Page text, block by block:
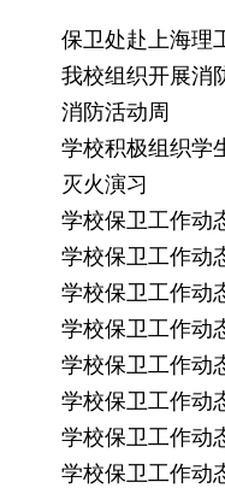
保卫处赴上海理
我校组织开展消
消防活动周
学校积极组织学
灭火演习
学校保卫工作动
学校保卫工作动
学校保卫工作动
学校保卫工作动
学校保卫工作动
学校保卫工作动
学校保卫工作动
学校保卫工作动